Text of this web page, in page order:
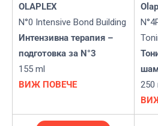
OLAPLEX
N°0 Intensive Bond Building
Интензивна терапия –
подготовка за N°3
155 ml
ВИЖ ПОВЕЧЕ
250